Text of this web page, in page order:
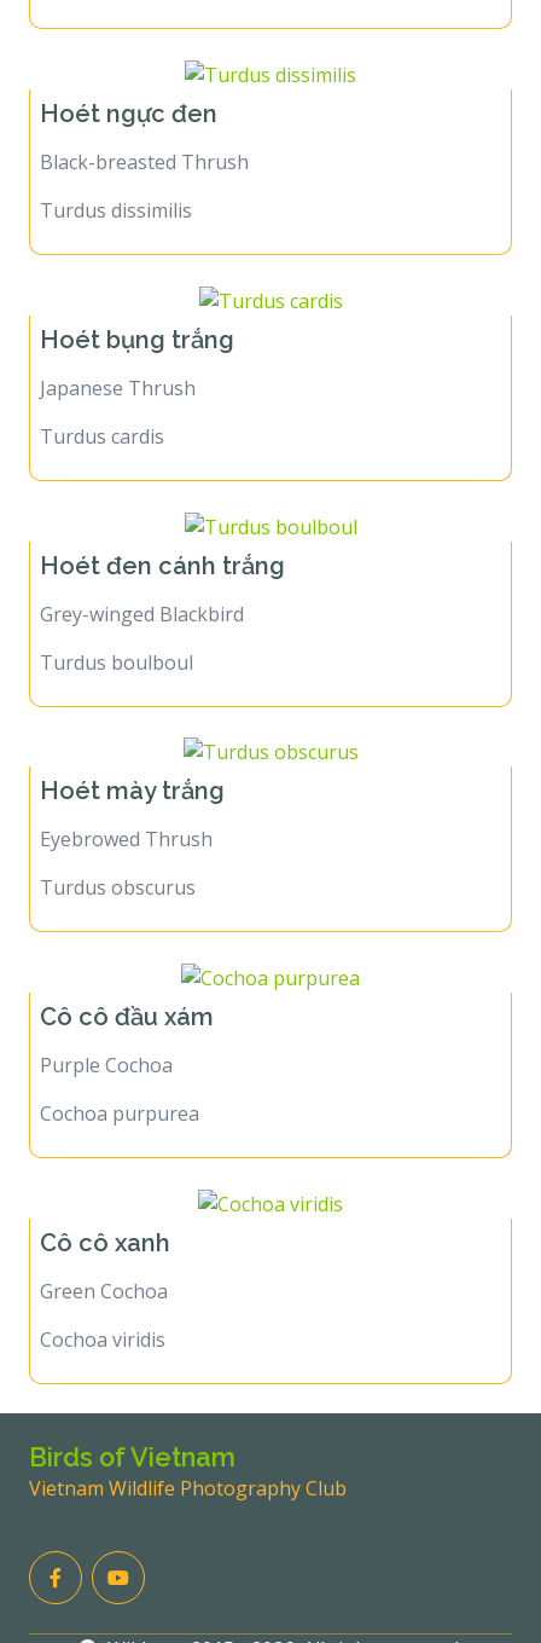
Hoét ngực đen
Black-breasted Thrush
Turdus dissimilis
Hoét bụng trắng
Japanese Thrush
Turdus cardis
Hoét đen cánh trắng
Grey-winged Blackbird
Turdus boulboul
Hoét mày trắng
Eyebrowed Thrush
Turdus obscurus
Cô cô đầu xám
Purple Cochoa
Cochoa purpurea
Cô cô xanh
Green Cochoa
Cochoa viridis
Birds of Vietnam
Vietnam Wildlife Photography Club